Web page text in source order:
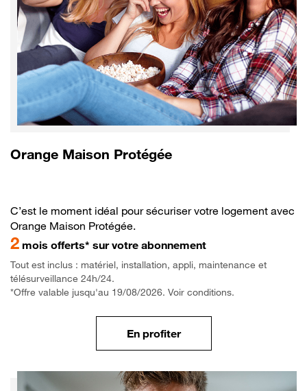
Orange Maison Protégée
C’est le moment idéal pour sécuriser votre logement avec
Orange Maison Protégée.
2 mois offerts* sur votre abonnement
Tout est inclus : matériel, installation, appli, maintenance et
télésurveillance 24h/24.
*Offre valable jusqu'au 19/08/2026. Voir conditions.
En profiter